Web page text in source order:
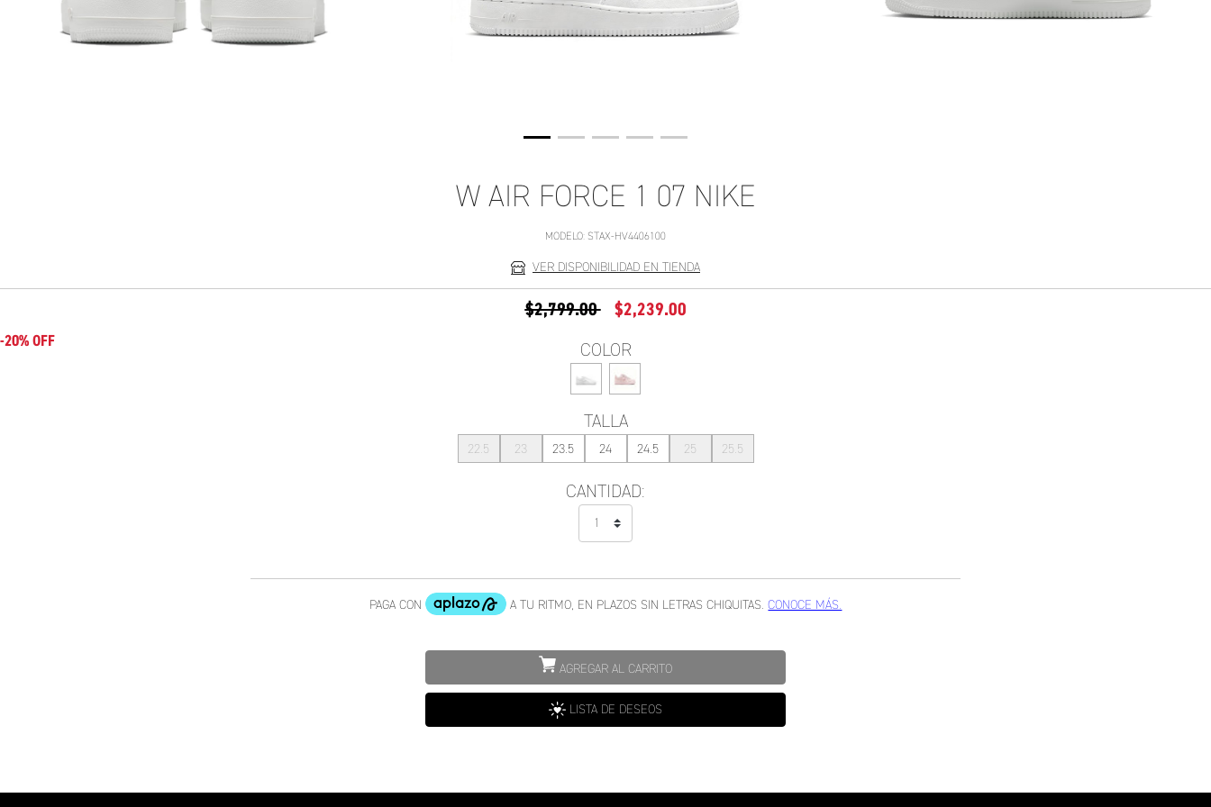
W AIR FORCE 1 07 NIKE
MODELO: STAX-HV4406100
VER DISPONIBILIDAD EN TIENDA
PRECIO REDUCIDO DE
$2,799.00A $2,239.00
-20% OFF COLOR
TALLA
22.5 23 23.5 24 24.5 25 25.5
CANTIDAD:
AGREGAR AL CARRITO
LISTA DE DESEOS